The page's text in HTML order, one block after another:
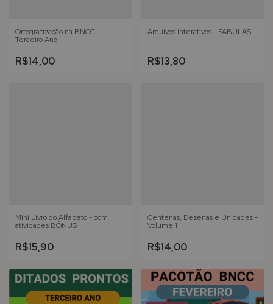
Ortografização na BNCC -
Terceiro Ano
R$14,00
Arquivos interativos - FÁBULAS
R$13,80
Mini Livro do Alfabeto - com
atividades BÔNUS
R$15,90
Centenas, Dezenas e Unidades -
Volume 1
R$14,00